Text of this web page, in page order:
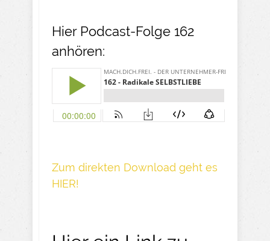
Hier Podcast-Folge 162
anhören:
Z um direkte n Download geh t es
HIER!